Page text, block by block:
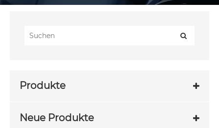
Produkte
Neue Produkte